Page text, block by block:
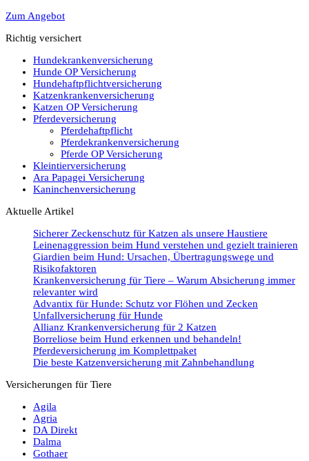
Zum Angebot
Richtig versichert
Hundekrankenversicherung
Hunde OP Versicherung
Hundehaftpflichtversicherung
Katzenkrankenversicherung
Katzen OP Versicherung
Pferdeversicherung
Pferdehaftpflicht
Pferdekrankenversicherung
Pferde OP Versicherung
Kleintierversicherung
Ara Papagei Versicherung
Kaninchenversicherung
Aktuelle Artikel
Sicherer Zeckenschutz für Katzen als unsere Haustiere
Leinenaggression beim Hund verstehen und gezielt trainieren
Giardien beim Hund: Ursachen, Übertragungswege und
Risikofaktoren
Krankenversicherung für Tiere – Warum Absicherung immer
relevanter wird
Advantix für Hunde: Schutz vor Flöhen und Zecken
Unfallversicherung für Hunde
Allianz Krankenversicherung für 2 Katzen
Borreliose beim Hund erkennen und behandeln!
Pferdeversicherung im Komplettpaket
Die beste Katzenversicherung mit Zahnbehandlung
Versicherungen für Tiere
Agila
Agria
DA Direkt
Dalma
Gothaer